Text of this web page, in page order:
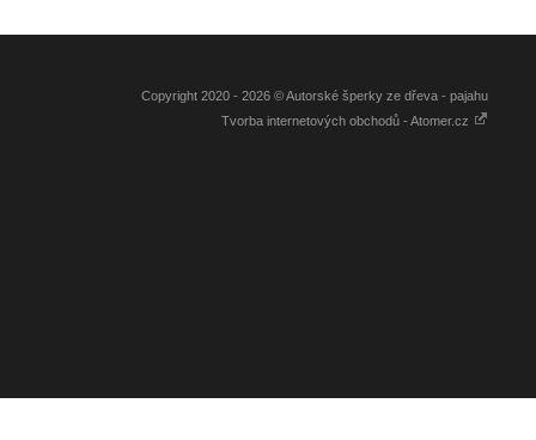
Copyright 2020 - 2026 © Autorské šperky ze dřeva - pajahu
Tvorba internetových obchodů - Atomer.cz